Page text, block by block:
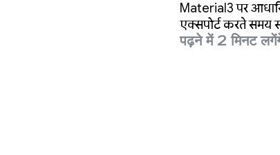
Material3 पर
एक्सपोर्ट करते समय
पढ़ने में 2 मिनट